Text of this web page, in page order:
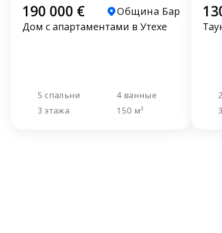
190 000 €
Община Бар
Дом с апартаментами в Утехе
5 спальни
4 ванные
3 этажа
150 м²